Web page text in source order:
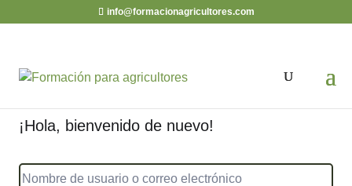
info@formacionagricultores.com
¡Hola, bienvenido de nuevo!